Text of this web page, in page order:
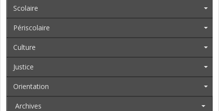
Scolaire
Périscolaire
Culture
Justice
Orientation
Archives